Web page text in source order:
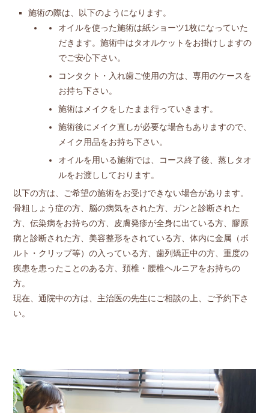
施術の際は、以下のようになります。
オイルを使った施術は紙ショーツ1枚になっていた
だきます。施術中はタオルケットをお掛けしますの
でご安心下さい。
コンタクト・入れ歯ご使用の方は、専用のケースを
お持ち下さい。
施術はメイクをしたまま行っていきます。
施術後にメイク直しが必要な場合もありますので、
メイク用品をお持ち下さい。
オイルを用いる施術では、コース終了後、蒸しタオ
ルをお渡ししております。
以下の方は、ご希望の施術をお受けできない場合があります。
骨粗しょう症の方、脳の病気をされた方、ガンと診断された
方、伝染病をお持ちの方、皮膚発疹が全身に出ている方、膠原
病と診断された方、美容整形をされている方、体内に金属（ボ
ルト・クリップ等）の入っている方、歯列矯正中の方、重度の
疾患を患ったことのある方、頚椎・腰椎ヘルニアをお持ちの
方。
現在、通院中の方は、主治医の先生にご相談の上、ご予約下さ
い。